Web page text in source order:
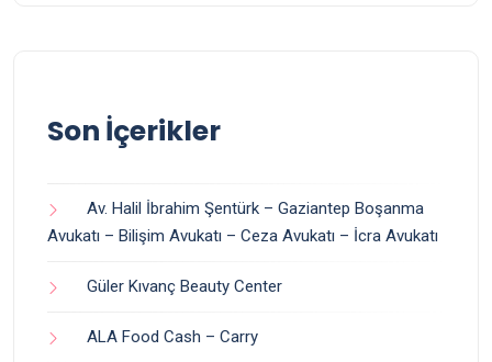
Son İçerikler
Av. Halil İbrahim Şentürk – Gaziantep Boşanma
Avukatı – Bilişim Avukatı – Ceza Avukatı – İcra Avukatı
Güler Kıvanç Beauty Center
ALA Food Cash – Carry